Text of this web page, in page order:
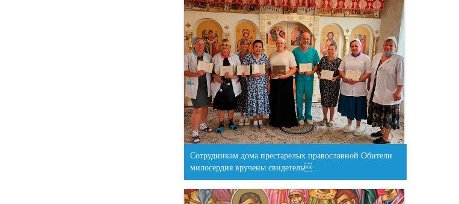
Сотрудникам дома престарелых православной Обители
милосердия вручены свидетель…